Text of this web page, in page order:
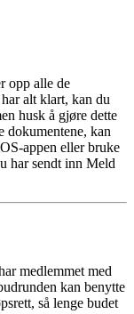
opp alle de
alt klart, kan du
husk å gjøre dette
dokumentene, kan
appen eller bruke
har sendt inn Meld
medlemmet med
kan benytte
så lenge budet